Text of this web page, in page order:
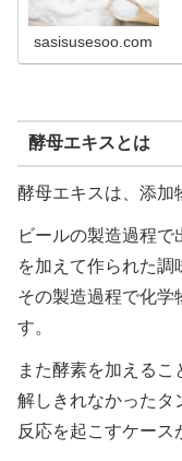
sasisusesoo.com
酵母エキスとは
酵母エキスは、添加
ビールの製造過程
を加えて作られた調
その製造過程で化学
す。
また酵素を加える
解しきれなかったタ
反応を起こすケース